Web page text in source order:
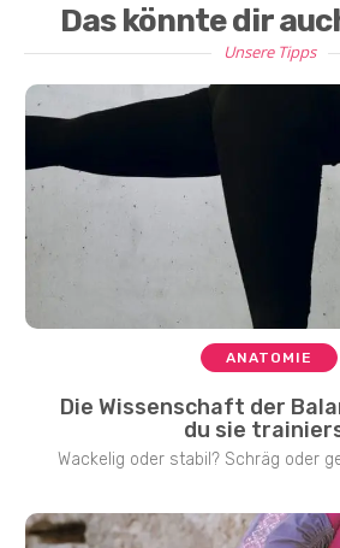
Das könnte dir
Unsere Tipps
ANATOMIE
Die Wissenschaft der
du sie
Wackelig oder stabil? Schräg oder